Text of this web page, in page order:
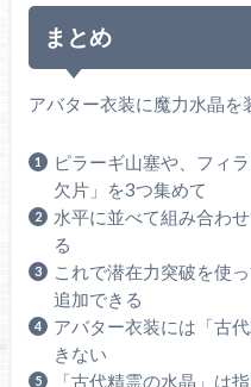
まとめ
アバター衣装に魔力水晶を
ピラーギ山塞や、フィ
欠片」を3つ集めて
水平に並べて組み合わ
る
これで潜在力突破を使
追加できる
アバター衣装には「古
きない
「古代精霊の水晶」は